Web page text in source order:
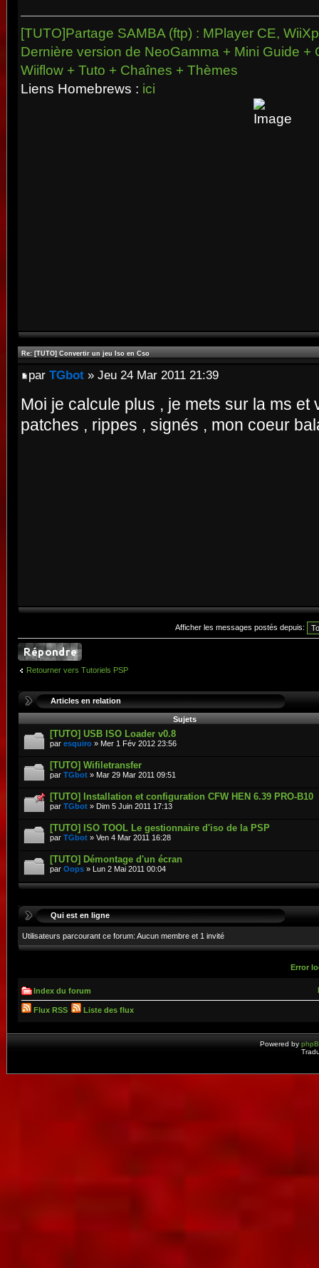
[TUTO]Partage SAMBA (ftp) : MPlayer CE,
Dernière version de NeoGamma + Mini Guide +
Wiiflow + Tuto + Chaînes + Thèmes
Liens Homebrews : ici
Re: [TUTO] Convertir un jeu Iso en Cso
par TGbot » Jeu 24 Mar 2011 21:39
Moi je calcule plus , je mets sur la ms et
patches , rippes , signés , mon coeur
Afficher les messages postés depuis:
Retourner vers Tutoriels PSP
Articles en relation
Sujets
[TUTO] USB ISO Loader v0.8
par esquiro » Mer 1 Fév 2012 23:56
[TUTO] Wifiletransfer
par TGbot » Mar 29 Mar 2011 09:51
[TUTO] Installation et configuration CFW HEN 6.39 PRO-B10
par TGbot » Dim 5 Juin 2011 17:13
[TUTO] ISO TOOL Le gestionnaire d'iso de la PSP
par TGbot » Ven 4 Mar 2011 16:28
[TUTO] Démontage d'un écran
par Oops » Lun 2 Mai 2011 00:04
Qui est en ligne
Utilisateurs parcourant ce forum: Aucun membre et 1 invité
Error
Index du forum
Flux RSS Liste des flux
Powered by